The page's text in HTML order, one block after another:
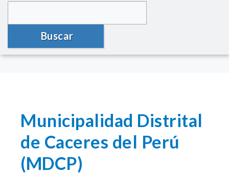
Buscar
Municipalidad Distrital
de Caceres del Perú
(MDCP)